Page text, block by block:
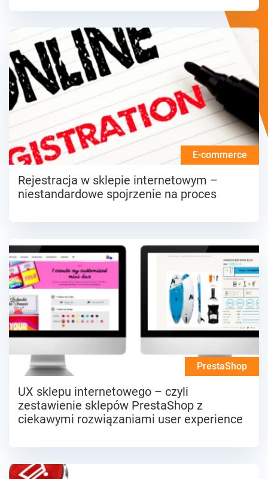
E-commerce
Rejestracja w sklepie internetowym –
niestandardowe spojrzenie na proces
PrestaShop
UX sklepu internetowego – czyli
zestawienie sklepów PrestaShop z
ciekawymi rozwiązaniami user experience